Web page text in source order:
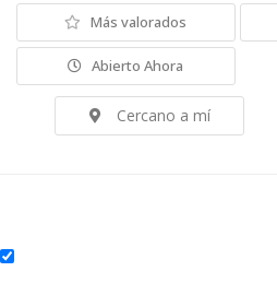
Más valorados
Abierto Ahora
Cercano a mí